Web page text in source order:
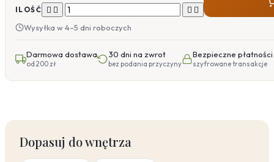
ILOŚĆ    
Wysyłka w 4–5 dni roboczych
Darmowa dostawa
od 200 zł
30 dni na zwrot
bez podania przyczyny
Bezpieczne płatności
szyfrowane transakcje
Dopasuj do wnętrza